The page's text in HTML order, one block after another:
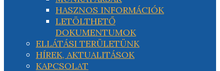
HASZNOS INFORMÁCIÓK
LETÖLTHETŐ
DOKUMENTUMOK
ELLÁTÁSI TERÜLETÜNK
HÍREK, AKTUALITÁSOK
KAPCSOLAT